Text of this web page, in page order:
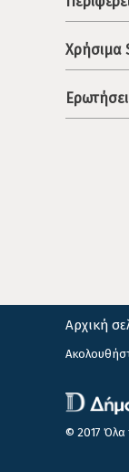
Χρήσιμα
Αρχική
© 2017 Όλα